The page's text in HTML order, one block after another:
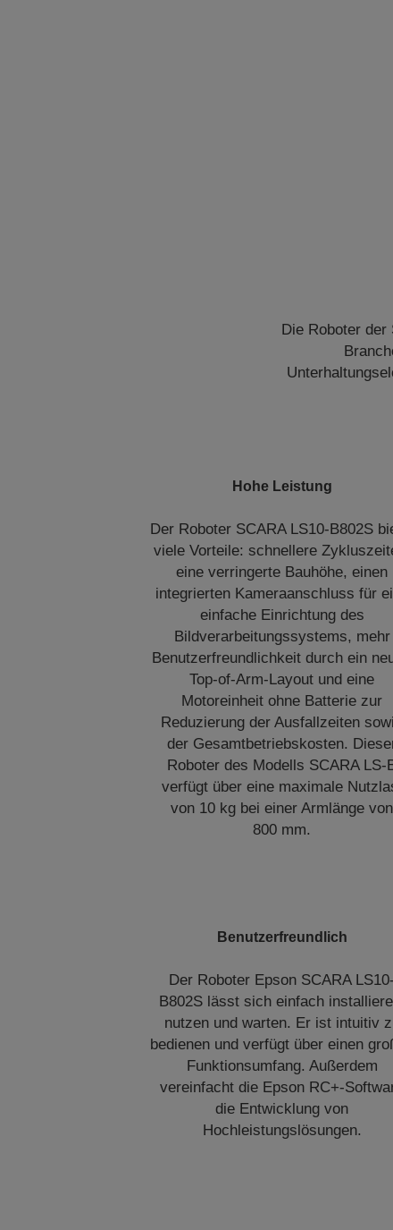
Die Roboter der
Hohe Leistung
Der Roboter SCARA LS10-B802S
viele Vorteile: schnellere
eine verringerte Bauhöhe, einen
integrierten Kameraanschluss für
einfache Einrichtung des
Bildverarbeitungssystems, mehr
Benutzerfreundlichkeit durch ein
Top-of-Arm-Layout und eine
Motoreinheit ohne Batterie zur
Reduzierung der Ausfallzeiten
der Gesamtbetriebskosten.
Roboter des Modells SCARA LS-
verfügt über eine maximale
von 10 kg bei einer Armlänge von
800 mm.
Benutzerfreundlich
Der Roboter Epson SCARA LS10-
B802S lässt sich einfach
nutzen und warten. Er ist intuitiv
bedienen und verfügt über einen
Funktionsumfang. Außerdem
vereinfacht die Epson RC+-
die Entwicklung von
Hochleistungslösungen.